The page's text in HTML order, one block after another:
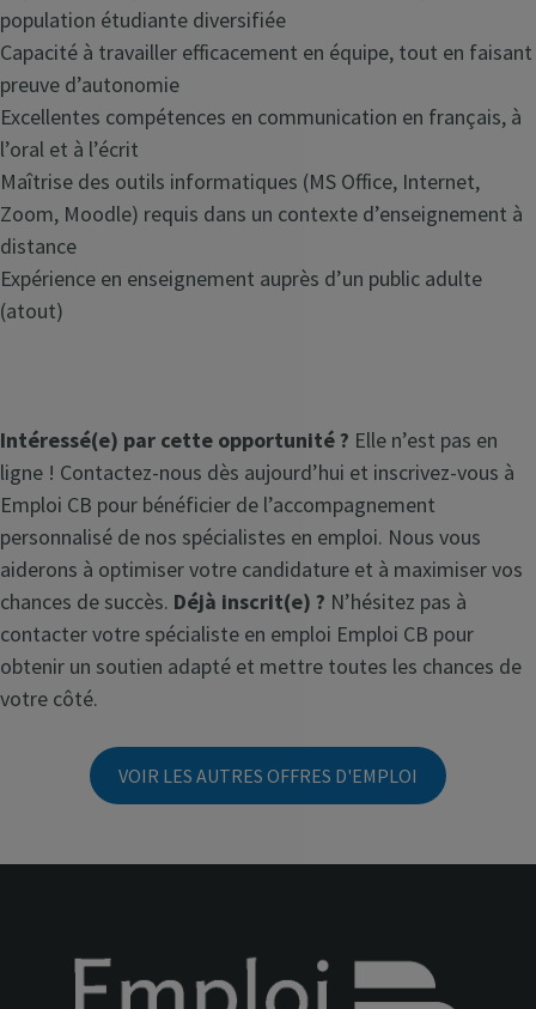
population étudiante diversifiée
Capacité à travailler efficacement en équipe, tout en faisant
preuve d’autonomie
Excellentes compétences en communication en français, à
l’oral et à l’écrit
Maîtrise des outils informatiques (MS Office, Internet,
Zoom, Moodle) requis dans un contexte d’enseignement à
distance
Expérience en enseignement auprès d’un public adulte
(atout)
Intéressé(e) par cette opportunité ? Elle n’est pas en
ligne ! Contactez-nous dès aujourd’hui et inscrivez-vous à
Emploi CB pour bénéficier de l’accompagnement
personnalisé de nos spécialistes en emploi. Nous vous
aiderons à optimiser votre candidature et à maximiser vos
chances de succès. Déjà inscrit(e) ? N’hésitez pas à
contacter votre spécialiste en emploi Emploi CB pour
obtenir un soutien adapté et mettre toutes les chances de
votre côté.
VOIR LES AUTRES OFFRES D'EMPLOI